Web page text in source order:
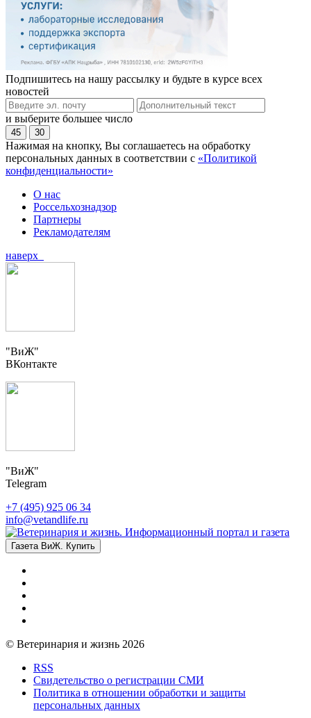
Подпишитесь на нашу рассылку и будьте в курсе всех
новостей
и выберите большее число
45 30
Нажимая на кнопку, Вы соглашаетесь на обработку
персональных данных в соответствии с «Политикой
конфиденциальности»
О нас
Россельхознадзор
Партнеры
Рекламодателям
наверх
"ВиЖ"
ВКонтакте
"ВиЖ"
Telegram
+7 (495) 925 06 34
info@vetandlife.ru
Газета ВиЖ. Купить
© Ветеринария и жизнь 2026
RSS
Свидетельство о регистрации СМИ
Политика в отношении обработки и защиты
персональных данных